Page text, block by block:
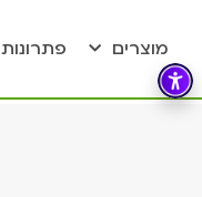
מוצרים פתרונות